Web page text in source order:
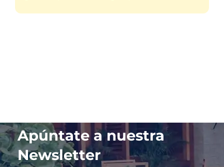
Apúntate a nuestra
Newsletter